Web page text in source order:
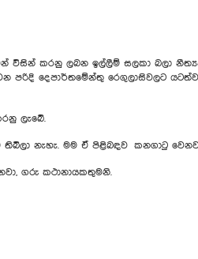
ලබන ඉල්ලීම් සලකා බලා
පරිදි දෙපාර්තමේන්තු රෙගුලාසිවලට
ලැබේ.
නැහැ. මම ඒ පිළිබඳව කනගාටු
ගරු කථානායකතුමනි.